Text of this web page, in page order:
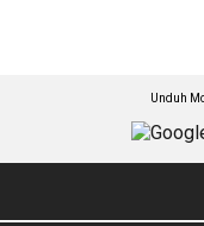
Unduh